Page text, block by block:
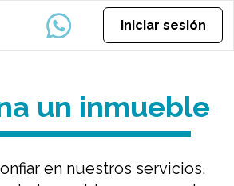
Iniciar sesión
un inmueble
en nuestros servicios,